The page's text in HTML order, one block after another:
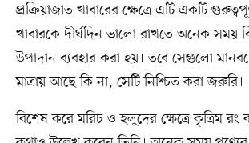
প্রক্রিয়াজাত খাবারের ক্ষেত্রে এটি একটি
খাবারকে দীর্ঘদিন ভালো রাখতে অনেক সময়
উপাদান ব্যবহার করা হয়। তবে সেগুলো
মাত্রায় আছে কি না, সেটি নিশ্চিত করা জরুরি।
বিশেষ করে মরিচ ও হলুদের ক্ষেত্রে কৃত্রিম রং